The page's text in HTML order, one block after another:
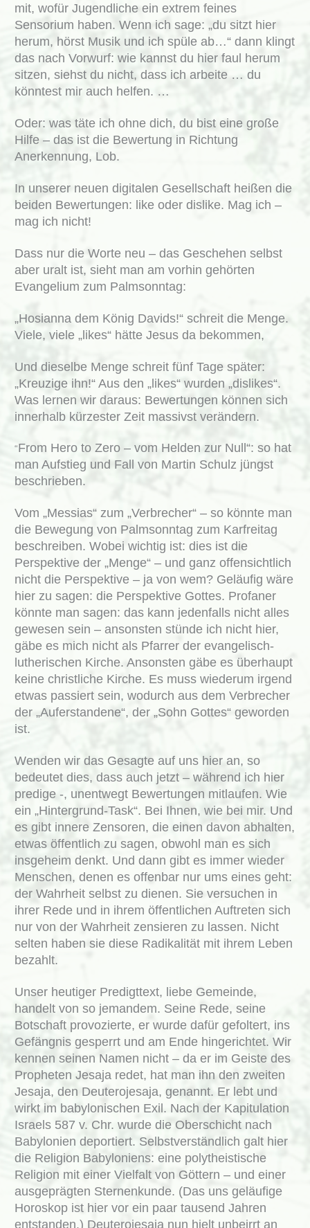
mit, wofür Jugendliche ein extrem feines
Sensorium haben. Wenn ich sage: „du sitzt hier
herum, hörst Musik und ich spüle ab…“ dann klingt
das nach Vorwurf: wie kannst du hier faul herum
sitzen, siehst du nicht, dass ich arbeite … du
könntest mir auch helfen. …
Oder: was täte ich ohne dich, du bist eine große
Hilfe – das ist die Bewertung in Richtung
Anerkennung, Lob.
In unserer neuen digitalen Gesellschaft heißen die
beiden Bewertungen: like oder dislike. Mag ich –
mag ich nicht!
Dass nur die Worte neu – das Geschehen selbst
aber uralt ist, sieht man am vorhin gehörten
Evangelium zum Palmsonntag:
„Hosianna dem König Davids!“ schreit die Menge.
Viele, viele „likes“ hätte Jesus da bekommen,
Und dieselbe Menge schreit fünf Tage später:
„Kreuzige ihn!“ Aus den „likes“ wurden „dislikes“.
Was lernen wir daraus: Bewertungen können sich
innerhalb kürzester Zeit massivst verändern.
“From Hero to Zero – vom Helden zur Null“: so hat
man Aufstieg und Fall von Martin Schulz jüngst
beschrieben.
Vom „Messias“ zum „Verbrecher“ – so könnte man
die Bewegung von Palmsonntag zum Karfreitag
beschreiben. Wobei wichtig ist: dies ist die
Perspektive der „Menge“ – und ganz offensichtlich
nicht die Perspektive – ja von wem? Geläufig wäre
hier zu sagen: die Perspektive Gottes. Profaner
könnte man sagen: das kann jedenfalls nicht alles
gewesen sein – ansonsten stünde ich nicht hier,
gäbe es mich nicht als Pfarrer der evangelisch-
lutherischen Kirche. Ansonsten gäbe es überhaupt
keine christliche Kirche. Es muss wiederum irgend
etwas passiert sein, wodurch aus dem Verbrecher
der „Auferstandene“, der „Sohn Gottes“ geworden
ist.
Wenden wir das Gesagte auf uns hier an, so
bedeutet dies, dass auch jetzt – während ich hier
predige -, unentwegt Bewertungen mitlaufen. Wie
ein „Hintergrund-Task“. Bei Ihnen, wie bei mir. Und
es gibt innere Zensoren, die einen davon abhalten,
etwas öffentlich zu sagen, obwohl man es sich
insgeheim denkt. Und dann gibt es immer wieder
Menschen, denen es offenbar nur ums eines geht:
der Wahrheit selbst zu dienen. Sie versuchen in
ihrer Rede und in ihrem öffentlichen Auftreten sich
nur von der Wahrheit zensieren zu lassen. Nicht
selten haben sie diese Radikalität mit ihrem Leben
bezahlt.
Unser heutiger Predigttext, liebe Gemeinde,
handelt von so jemandem. Seine Rede, seine
Botschaft provozierte, er wurde dafür gefoltert, ins
Gefängnis gesperrt und am Ende hingerichtet. Wir
kennen seinen Namen nicht – da er im Geiste des
Propheten Jesaja redet, hat man ihn den zweiten
Jesaja, den Deuterojesaja, genannt. Er lebt und
wirkt im babylonischen Exil. Nach der Kapitulation
Israels 587 v. Chr. wurde die Oberschicht nach
Babylonien deportiert. Selbstverständlich galt hier
die Religion Babyloniens: eine polytheistische
Religion mit einer Vielfalt von Göttern – und einer
ausgeprägten Sternenkunde. (Das uns geläufige
Horoskop ist hier vor ein paar tausend Jahren
entstanden.) Deuterojesaja nun hielt unbeirrt an